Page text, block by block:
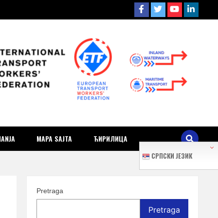
i
MAPA SAJTA ЋИРИЛИЦА
СРПСКИ ЈЕЗИК
Pretraga
Pretraga